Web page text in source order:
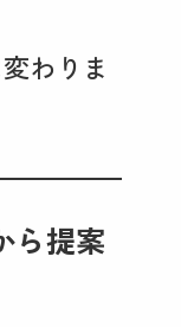
わりま
ら提案